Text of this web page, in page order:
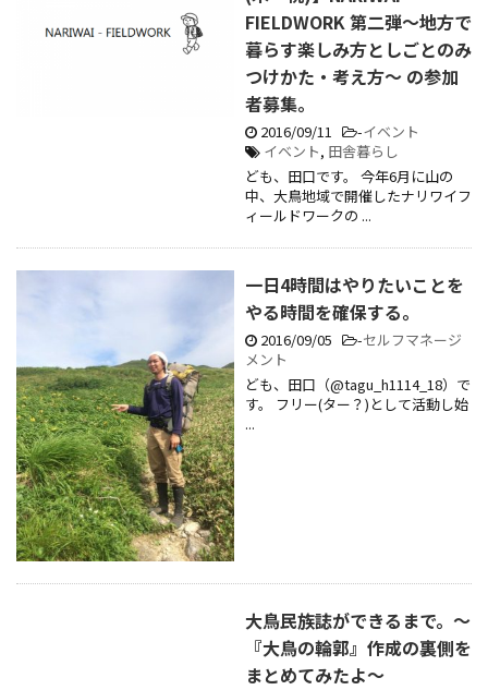
FIELDWORK 第二弾～地方で
暮らす楽しみ方としごとのみ
つけかた・考え方～ の参加
者募集。
2016/09/11 -イベント
イベント, 田舎暮らし
ども、田口です。 今年6月に山の
中、大鳥地域で開催したナリワイフ
ィールドワークの ...
一日4時間はやりたいことを
やる時間を確保する。
2016/09/05 -セルフマネージ
メント
ども、田口（@tagu_h1114_18）で
す。 フリー(ター？)として活動し始
...
大鳥民族誌ができるまで。～
『大鳥の輪郭』作成の裏側を
まとめてみたよ～